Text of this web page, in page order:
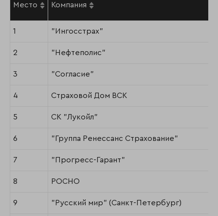
Место Компания
1 "Ингосстрах"
2 "Нефтеполис"
3 "Согласие"
4 Страховой Дом ВСК
5 СК "Лукойл"
6 "Группа Ренессанс Страхование"
7 "Прогресс-Гарант"
8 РОСНО
9 "Русский мир" (Санкт-Петербург)